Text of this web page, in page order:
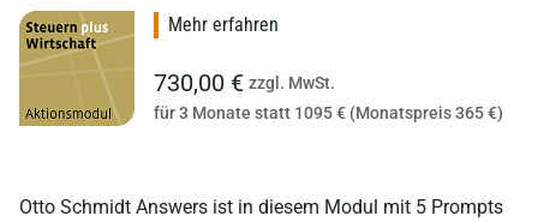
Otto Schmidt Answers ist in diesem Modul mit 5 Prompts
Mehr erfahren
730,00 € zzgl. MwSt.
für 3 Monate statt 1095 € (Monatspreis 365 €)